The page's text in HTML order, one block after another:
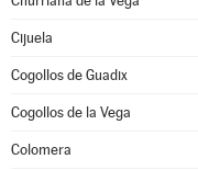
Cijuela
Cogollos de Guadix
Cogollos de la Vega
Colomera